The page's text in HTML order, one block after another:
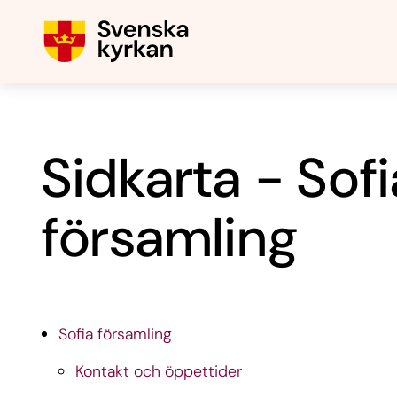
Sidkarta -
församling
Sofia församling
Kontakt och öppettider